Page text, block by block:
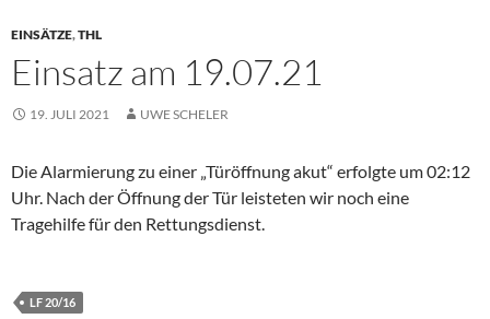
EINSÄTZE,THL
Einsatz am 19.07.21
19. JULI 2021 UWE SCHELER
Die Alarmierung zu einer „Türöffnung akut“ erfolgte um 02:12
Uhr. Nach der Öffnung der Tür leisteten wir noch eine
Tragehilfe für den Rettungsdienst.
LF 20/16